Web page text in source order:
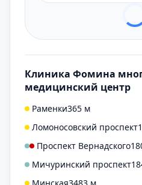
Клиника Фомина
медицинский центр
Раменки365 м
Ломоносовский проспект
Проспект Вернадского
Мичуринский проспект